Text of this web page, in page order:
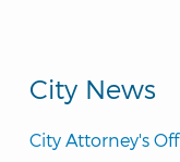
City News
City Attorney's